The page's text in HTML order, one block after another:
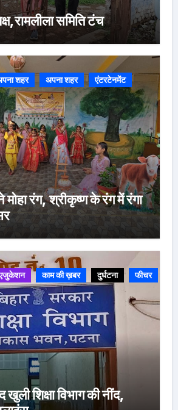
समिति टंच
शहर अपना शहर
एंटरटेनमेंट
मोहा रंग, श्रीकृष्ण के रंग में रंगा
काम की ख़बर दुर्घटना फीचर
शिक्षा विभाग की नींद,